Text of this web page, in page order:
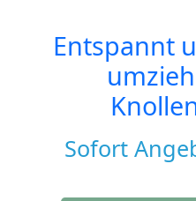
Entspannt
Sofort